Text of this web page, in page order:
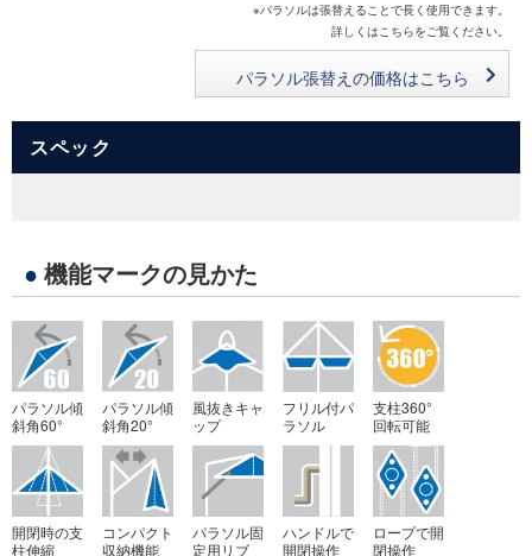
※パラソルは張替えることで長く使用できます。
詳しくはこちらをご覧ください。
パラソル張替えの価格はこちら
スペック
● 機能マークの見かた
パラソル傾
斜角60°
パラソル傾
斜角20°
風抜きキャ
ップ
フリル付パ
ラソル
支柱360°
回転可能
開閉時の支
柱伸縮
コンパクト
収納機能
パラソル固
定用リブ
ハンドルで
開閉操作
ロープで開
閉操作